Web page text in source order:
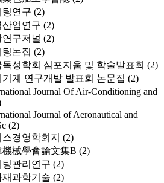
팅연구 (2)
산업연구 (2)
연구저널 (2)
팅논집 (2)
독성학회 심포지움 및 학술발표회 (2)
기계 연구개발 발표회 논문집 (2)
Journal Of Air-Conditioning and
Journal of Aeronautical and
(2)
경영학회지 (2)
機械學會論文集B (2)
팅관리연구 (2)
재과학기술 (2)